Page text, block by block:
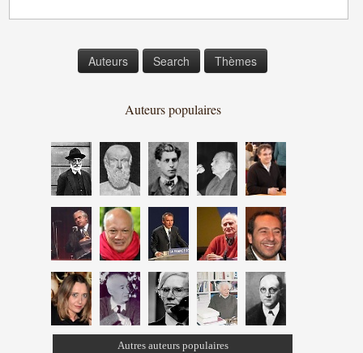
Auteurs Search Thèmes
Auteurs populaires
Autres auteurs populaires